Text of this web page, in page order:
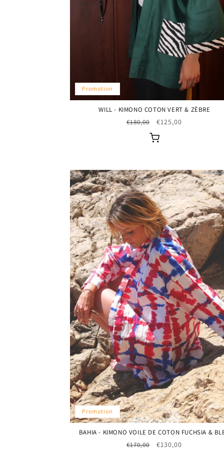
Promotion
WILL - KIMONO COTON VERT & ZÈBRE
Prix
habituel
€180,00
Prix
€125,00
Promotion
BAHIA - KIMONO VOILE DE COTON FUCHSIA &
Prix
€170,00 Prix
€130,00